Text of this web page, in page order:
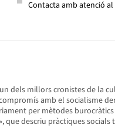
Contacta amb atenció
dels millors cronistes de la
amb el socialisme
per mètodes
que descriu pràctiques